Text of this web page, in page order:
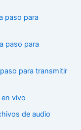
paso para
paso para
para transmitir
vivo
de audio